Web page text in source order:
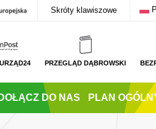
Skróty klawiszowe
PRZEGLĄD DĄBROWSKI
DOŁĄCZ DO NAS PLAN